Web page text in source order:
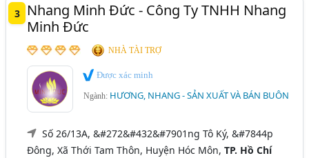
3
Nhang Minh Đức - Công Ty TNHH Nhang
Minh Đức
NHÀ TÀI TRỢ
Được xác minh
Ngành: HƯƠNG, NHANG - SẢN XUẤT VÀ BÁN BUÔN
Số 26/13A, &#272&#432&#7901ng Tô Ký, &#7844p
Đông, Xã Thới Tam Thôn, Huyện Hóc Môn,TP. Hồ Chí